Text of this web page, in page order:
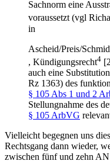
Sachnorm eine
voraussetzt (vgl
in
Ascheid/Preis/
, Kündigungsrecht4
auch eine
Rz 1363) des
§ 105 Abs 1 und 2
Stellungnahme des
§ 105 ArbVG
Vielleicht begegnen uns
Rechtsgang dann wieder,
zwischen fünf und zehn